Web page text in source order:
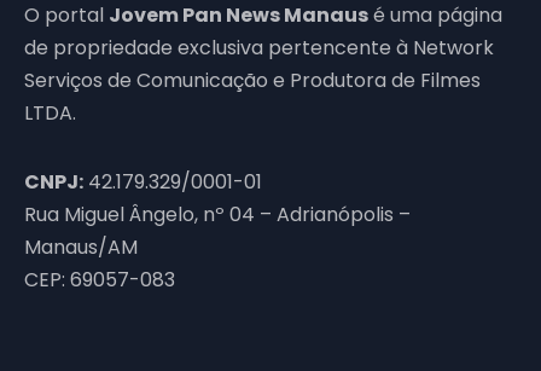
O portal Jovem Pan News Manausé uma página
de propriedade exclusiva pertencente à Network
Serviços de Comunicação e Produtora de Filmes
LTDA.
CNPJ: 42.179.329/0001-01
Rua Miguel Ângelo, nº 04 – Adrianópolis –
Manaus/AM
CEP: 69057-083